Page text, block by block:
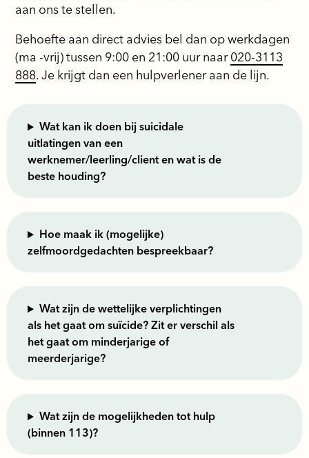
aan ons te stellen.
Behoefte aan direct advies bel dan op werkdagen
(ma -vrij) tussen 9:00 en 21:00 uur naar020-3113
888. Je krijgt dan een hulpverlener aan de lijn.
Wat kan ik doen bij suicidale
uitlatingen van een
werknemer/leerling/client en wat is de
beste houding?
Hoe maak ik (mogelijke)
zelfmoordgedachten bespreekbaar?
Wat zijn de wettelijke verplichtingen
als het gaat om suïcide? Zit er verschil als
het gaat om minderjarige of
meerderjarige?
Wat zijn de mogelijkheden tot hulp
(binnen 113)?